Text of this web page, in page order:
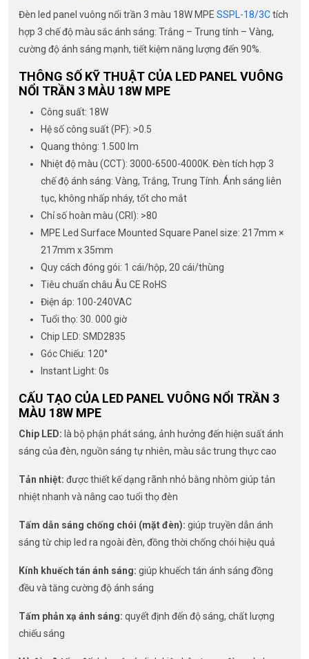
Đèn led panel vuông nổi trần 3 màu 18W MPE SSPL-18/3Ctích
hợp 3 chế độ màu sắc ánh sáng: Trắng – Trung tính – Vàng,
cường độ ánh sáng mạnh, tiết kiệm năng lượng đến 90%.
THÔNG SỐ KỸ THUẬT CỦA LED PANEL VUÔNG
NỔI TRẦN 3 MÀU 18W MPE
Công suất: 18W
Hệ số công suất (PF): >0.5
Quang thông: 1.500 lm
Nhiệt độ màu (CCT): 3000-6500-4000K. Đèn tích hợp 3
chế độ ánh sáng: Vàng, Trắng, Trung Tính. Ánh sáng liên
tục, không nhấp nháy, tốt cho mắt
Chỉ số hoàn màu (CRI): >80
MPE Led Surface Mounted Square Panel size: 217mm ×
217mm x 35mm
Quy cách đóng gói: 1 cái/hộp, 20 cái/thùng
Tiêu chuẩn châu Âu CE RoHS
Điện áp: 100-240VAC
Tuổi thọ: 30. 000 giờ
Chip LED: SMD2835
Góc Chiếu: 120°
Instant Light: 0s
CẤU TẠO CỦA LED PANEL VUÔNG NỔI TRẦN 3
MÀU 18W MPE
Chip LED: là bộ phận phát sáng, ảnh hưởng đến hiện suất ánh
sáng của đèn, nguồn sáng tự nhiên, màu sắc trung thực cao
Tản nhiệt: được thiết kế dạng rãnh nhỏ bằng nhôm giúp tản
nhiệt nhanh và nâng cao tuổi thọ đèn
Tấm dẫn sáng chống chói (mặt đèn): giúp truyền dẫn ánh
sáng từ chip led ra ngoài đèn, đồng thời chống chói hiệu quả
Kính khuếch tán ánh sáng: giúp khuếch tán ánh sáng đồng
đều và tăng cường độ ánh sáng
Tấm phản xạ ánh sáng: quyết định đến độ sáng, chất lượng
chiếu sáng